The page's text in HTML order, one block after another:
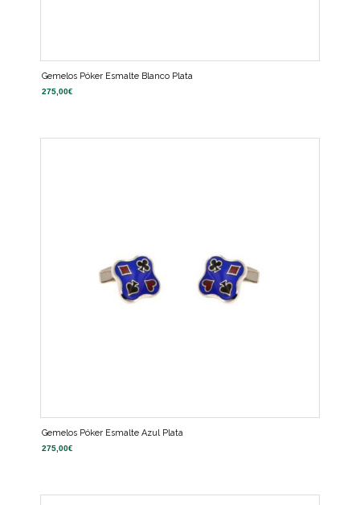
Gemelos Póker Esmalte Blanco Plata
275,00€
Gemelos Póker Esmalte Azul Plata
275,00€